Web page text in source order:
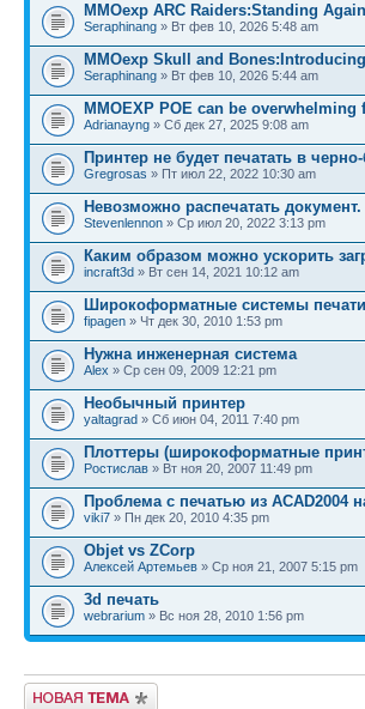
MMOexp ARC Raiders:Standing
Seraphinang » Вт фев 10, 2026 5:48 am
MMOexp Skull and
Seraphinang » Вт фев 10, 2026 5:44 am
MMOEXP POE can be overwhelming
Adrianayng » Сб дек 27, 2025 9:08 am
Принтер не будет печатать в
Gregrosas » Пт июл 22, 2022 10:30 am
Невозможно распечатать документ.
Stevenlennon » Ср июл 20, 2022 3:13 pm
Каким образом можно ускорить
incraft3d » Вт сен 14, 2021 10:12 am
Широкоформатные системы
fipagen » Чт дек 30, 2010 1:53 pm
Нужна инженерная система
Alex » Ср сен 09, 2009 12:21 pm
Необычный принтер
yaltagrad » Сб июн 04, 2011 7:40 pm
Плоттеры (широкоформатные
Ростислав » Вт ноя 20, 2007 11:49 pm
Проблема с печатью из ACAD2004
viki7 » Пн дек 20, 2010 4:35 pm
Objet vs ZCorp
Алексей Артемьев » Ср ноя 21, 2007 5:15 pm
3d печать
webrarium » Вс ноя 28, 2010 1:56 pm
Новая тема